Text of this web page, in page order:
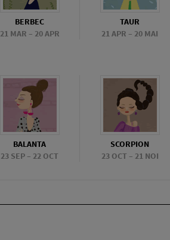
BERBEC
21 MAR – 20 APR
TAUR
21 APR – 20 MAI
BALANTA
23 SEP – 22 OCT
SCORPION
23 OCT – 21 NOI